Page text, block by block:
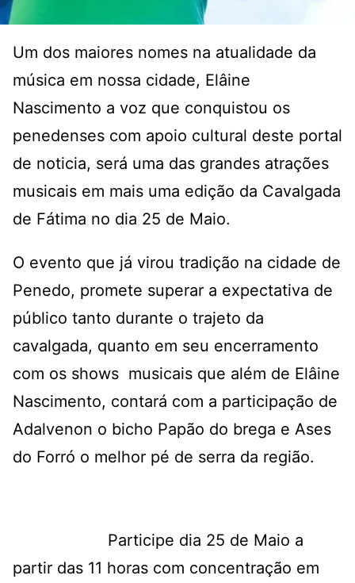
Um dos maiores nomes na atualidade da
música em nossa cidade, Elâine
Nascimento a voz que conquistou os
penedenses com apoio cultural deste portal
de noticia, será uma das grandes atrações
musicais em mais uma edição da Cavalgada
de Fátima no dia 25 de Maio.
O evento que já virou tradição na cidade de
Penedo, promete superar a expectativa de
público tanto durante o trajeto da
cavalgada, quanto em seu encerramento
com os shows musicais que além de Elâine
Nascimento, contará com a participação de
Adalvenon o bicho Papão do brega e Ases
do Forró o melhor pé de serra da região.
Participe dia 25 de Maio a
partir das 11 horas com concentração em